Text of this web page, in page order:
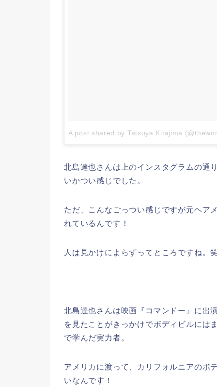
A post shared by Tatsuya Kitajima
北島達也さんは上のインスタグラムの通
いかつい感じでした。
ただ、こんなごっつい感じですが元ヘア
れているんです！
人は見かけによらずってところですね。
北島達也さんは映画『コマンドー』に出
を見たことがきっかけでボディビルには
で学んだ実力者。
アメリカに渡って、カリフォルニアのボ
いなんです！